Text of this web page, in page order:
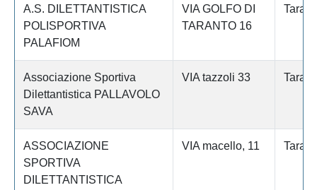
A.S. DILETTANTISTICA
POLISPORTIVA
PALAFIOM
VIA GOLFO DI
TARANTO 16
Associazione Sportiva
Dilettantistica PALLAVOLO
SAVA
VIA tazzoli 33
ASSOCIAZIONE
SPORTIVA
DILETTANTISTICA
VIA macello, 11